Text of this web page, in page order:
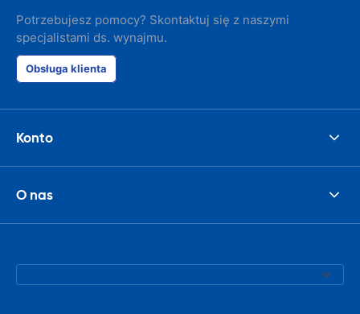
Potrzebujesz pomocy? Skontaktuj się z naszymi
specjalistami ds. wynajmu.
Obsługa klienta
Konto
O nas